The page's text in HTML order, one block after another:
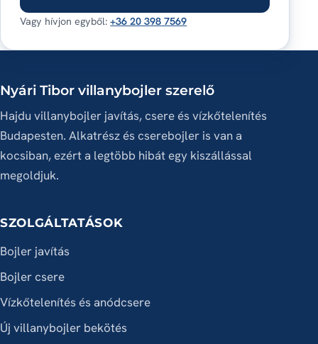
Vagy hívjon egyből:+36 20 398 7569
Nyári Tibor villanybojler szerelő
Hajdu villanybojler javítás, csere és vízkőtelenítés
Budapesten. Alkatrész és cserebojler is van a
kocsiban, ezért a legtöbb hibát egy kiszállással
megoldjuk.
SZOLGÁLTATÁSOK
Bojler javítás
Bojler csere
Vízkőtelenítés és anódcsere
Új villanybojler bekötés